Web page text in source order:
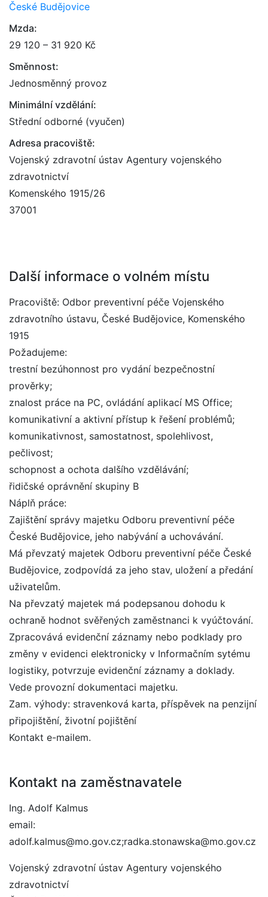
České Budějovice
Mzda:
29 120 – 31 920 Kč
Směnnost:
Jednosměnný provoz
Minimální vzdělání:
Střední odborné (vyučen)
Adresa pracoviště:
Vojenský zdravotní ústav Agentury vojenského
zdravotnictví
Komenského 1915/26
37001
Další informace o volném místu
Pracoviště: Odbor preventivní péče Vojenského
zdravotního ústavu, České Budějovice, Komenského
1915
Požadujeme:
trestní bezúhonnost pro vydání bezpečnostní
prověrky;
znalost práce na PC, ovládání aplikací MS Office;
komunikativní a aktivní přístup k řešení problémů;
komunikativnost, samostatnost, spolehlivost,
pečlivost;
schopnost a ochota dalšího vzdělávání;
řidičské oprávnění skupiny B
Náplň práce:
Zajištění správy majetku Odboru preventivní péče
České Budějovice, jeho nabývání a uchovávání.
Má převzatý majetek Odboru preventivní péče České
Budějovice, zodpovídá za jeho stav, uložení a předání
uživatelům.
Na převzatý majetek má podepsanou dohodu k
ochraně hodnot svěřených zaměstnanci k vyúčtování.
Zpracovává evidenční záznamy nebo podklady pro
změny v evidenci elektronicky v Informačním sytému
logistiky, potvrzuje evidenční záznamy a doklady.
Vede provozní dokumentaci majetku.
Zam. výhody: stravenková karta, příspěvek na penzijní
připojištění, životní pojištění
Kontakt e-mailem.
Kontakt na zaměstnavatele
Ing. Adolf Kalmus
email:
adolf.kalmus@mo.gov.cz;radka.stonawska@mo.gov.cz
Vojenský zdravotní ústav Agentury vojenského
zdravotnictví